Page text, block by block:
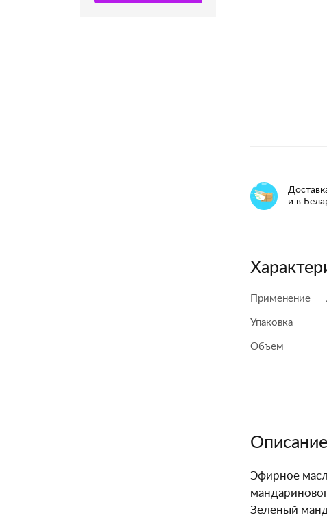
и в
Применение
Упаковка
Объем
Описание
Эфирное
Зеленый